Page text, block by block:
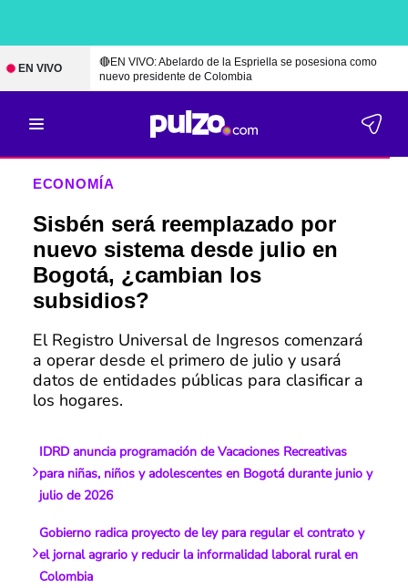
EN VIVO
🔴EN VIVO: Abelardo de la Espriella se posesiona como
nuevo presidente de Colombia
ECONOMÍA
Sisbén será reemplazado por
nuevo sistema desde julio en
Bogotá, ¿cambian los
subsidios?
El Registro Universal de Ingresos comenzará
a operar desde el primero de julio y usará
datos de entidades públicas para clasificar a
los hogares.
IDRD anuncia programación de Vacaciones Recreativas
para niñas, niños y adolescentes en Bogotá durante junio y
julio de 2026
Gobierno radica proyecto de ley para regular el contrato y
el jornal agrario y reducir la informalidad laboral rural en
Colombia